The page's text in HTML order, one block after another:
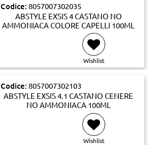
Codice: 8057007302035
ABSTYLE EXSIS 4 CASTANO NO
AMMONIACA COLORE CAPELLI 100ML
Wishlist
Codice: 8057007302103
ABSTYLE EXSIS 4.1 CASTANO CENERE
NO AMMONIACA 100ML
Wishlist